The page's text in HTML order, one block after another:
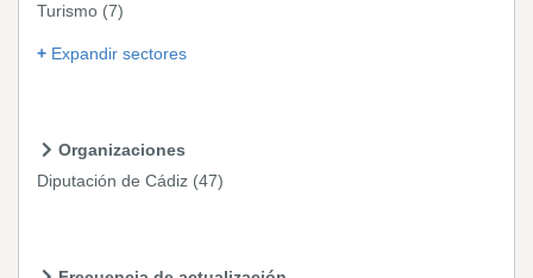
Turismo (7)
Expandir sectores
Organizaciones
Diputación de Cádiz (47)